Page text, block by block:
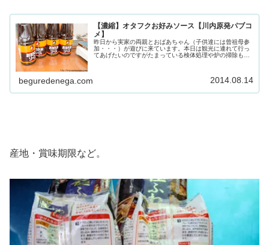
【濃縮】オタフクお好みソース【川内原発パブコ
メ】
昨日から実家の両親とおばあちゃん（子供達には曾祖母参
加・・・）が遊びに来ています。本日は観光に連れて行っ
てあげたいのですがたまっている検体処理や炉の掃除もや
beguredenega.com 2014.08.14
産地・賞味期限など。